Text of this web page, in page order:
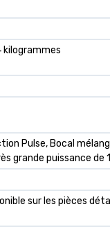
kilogrammes
Pulse, Bocal
grande puissance de
sur les pièces